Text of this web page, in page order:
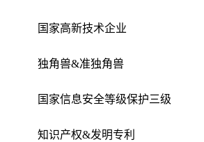
国家高新技术企业
独角兽&准独角兽
国家信息安全等级保护三级
知识产权&发明专利